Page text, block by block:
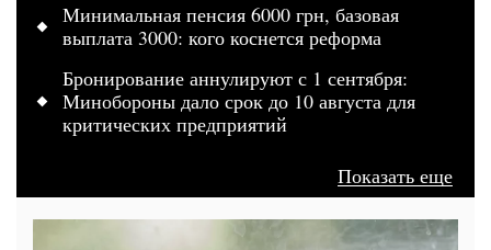
Минимальная пенсия 6000 грн, базовая
выплата 3000: кого коснется реформа
Бронирование аннулируют с 1 сентября:
Минобороны дало срок до 10 августа для
критических предприятий
Показать еще